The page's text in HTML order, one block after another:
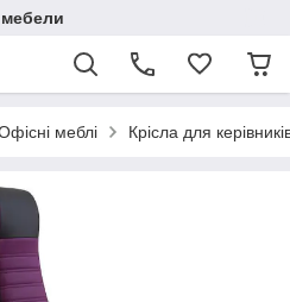
меблі Крісла для